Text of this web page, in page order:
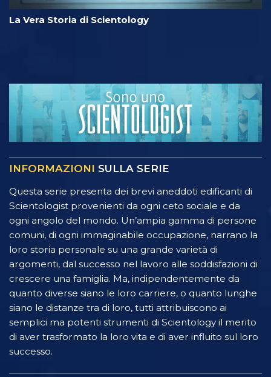
La Vera Storia di Scientology
INFORMAZIONI SULLA SERIE
Questa serie presenta dei brevi aneddoti edificanti di
Scientologist provenienti da ogni ceto sociale e da
ogni angolo del mondo. Un’ampia gamma di persone
comuni, di ogni immaginabile occupazione, narrano la
loro storia personale su una grande varietà di
argomenti, dal successo nel lavoro alle soddisfazioni di
crescere una famiglia. Ma, indipendentemente da
quanto diverse siano le loro carriere, o quanto lunghe
siano le distanze tra di loro, tutti attribuiscono ai
semplici ma potenti strumenti di Scientology il merito
di aver trasformato la loro vita e di aver influito sul loro
successo.